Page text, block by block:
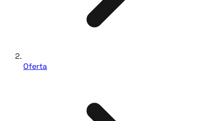
Oferta